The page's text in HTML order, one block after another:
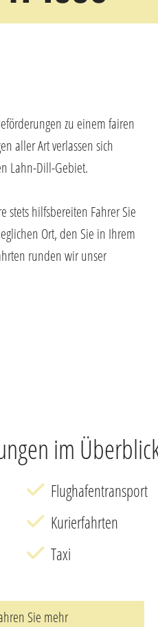
zu einem fairen
aller Art verlassen sich
Lahn-Dill-Gebiet.
stets hilfsbereiten Fahrer Sie
Ort, den Sie in Ihrem
runden wir unser
im
Flughafentransport
Kurierfahrten
Taxi
Sie mehr